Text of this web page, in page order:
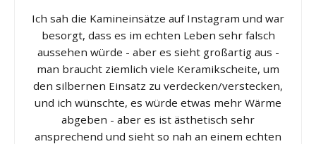
Ich sah die Kamineinsätze auf Instagram und war
besorgt, dass es im echten Leben sehr falsch
aussehen würde - aber es sieht großartig aus -
man braucht ziemlich viele Keramikscheite, um
den silbernen Einsatz zu verdecken/verstecken,
und ich wünschte, es würde etwas mehr Wärme
abgeben - aber es ist ästhetisch sehr
ansprechend und sieht so nah an einem echten